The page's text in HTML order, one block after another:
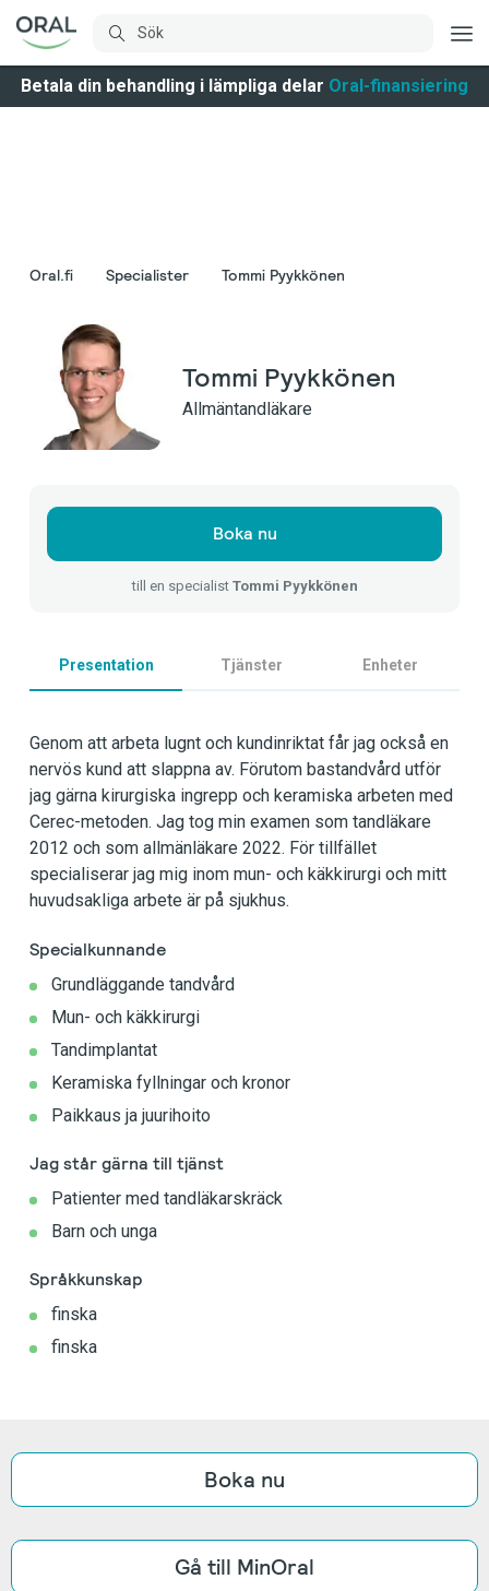
Betala din behandling i lämpliga delar Oral-finansiering
Oral.fi Specialister Tommi Pyykkönen
Tommi Pyykkönen
Allmäntandläkare
Boka nu
till en specialist Tommi Pyykkönen
Presentation Tjänster Enheter
Genom att arbeta lugnt och kundinriktat får jag också en
nervös kund att slappna av. Förutom bastandvård utför
jag gärna kirurgiska ingrepp och keramiska arbeten med
Cerec-metoden. Jag tog min examen som tandläkare
2012 och som allmänläkare 2022. För tillfället
specialiserar jag mig inom mun- och käkkirurgi och mitt
huvudsakliga arbete är på sjukhus.
Specialkunnande
Grundläggande tandvård
Mun- och käkkirurgi
Tandimplantat
Keramiska fyllningar och kronor
Paikkaus ja juurihoito
Jag står gärna till tjänst
Patienter med tandläkarskräck
Barn och unga
Språkkunskap
finska
finska
Boka nu
Gå till MinOral